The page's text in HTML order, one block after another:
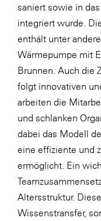
saniert sowie in
integriert wurde.
enthält unter
Wärmepumpe mit
Brunnen. Auch die
folgt innovativen
arbeiten die
und schlanken
dabei das Modell
eine effiziente und
ermöglicht. Ein
Altersstruktur.
Wissenstransfer,